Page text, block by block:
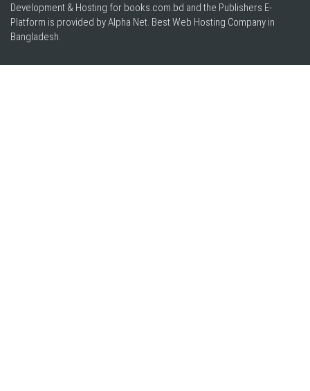
Development & Hosting for books.com.bd and the Publishers E-
Platform is provided by Alpha Net. BestWeb Hosting Company in
Bangladesh.